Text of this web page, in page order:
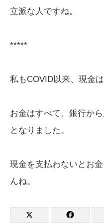
立派な人ですね。
*****
私もCOVID以来、現金
お金はすべて、銀行か
となりました。
現金を支払わないとお
んね。